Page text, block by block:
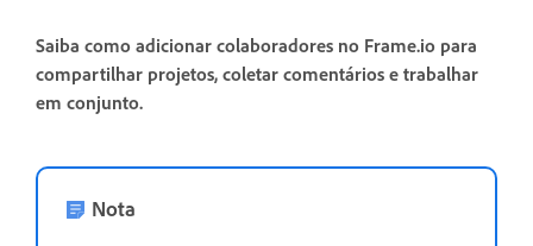
Saiba como adicionar colaboradores no Frame.io para
compartilhar projetos, coletar comentários e trabalhar
em conjunto.
Nota